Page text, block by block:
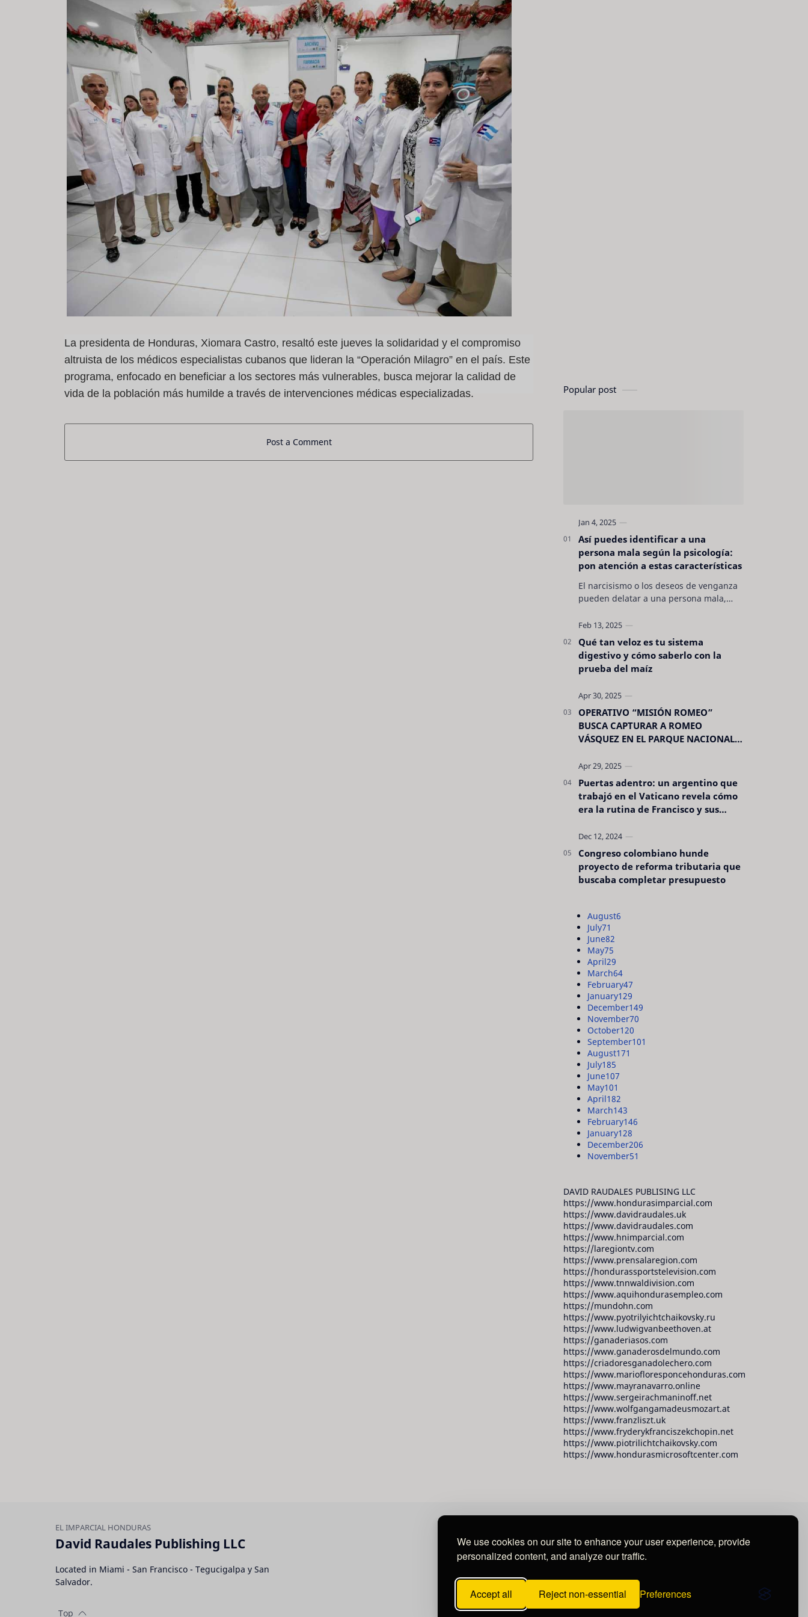
We use cookies on our site to enhance your user experience, provide
personalized content, and analyze our traffic.
Accept all Reject non-essential Preferences
La presidenta de Honduras, Xiomara Castro, resaltó este jueves la solidaridad y el compromiso
altruista de los médicos especialistas cubanos que lideran la “Operación Milagro” en el país. Este
programa, enfocado en beneficiar a los sectores más vulnerables, busca mejorar la calidad de
vida de la población más humilde a través de intervenciones médicas especializadas.
Post a Comment
Popular post
Así puedes identificar a una
persona mala según la psicología:
pon atención a estas características
El narcisismo o los deseos de venganza
pueden delatar a una persona mala,
evidentes. Conocerlas puede pro…
Qué tan veloz es tu sistema
digestivo y cómo saberlo con la
prueba del maíz
OPERATIVO “MISIÓN ROMEO”
BUSCA CAPTURAR A ROMEO
VÁSQUEZ EN EL PARQUE NACIONAL
Puertas adentro: un argentino que
trabajó en el Vaticano revela cómo
era la rutina de Francisco y sus
Congreso colombiano hunde
proyecto de reforma tributaria que
buscaba completar presupuesto
August6
July71
June82
May75
April29
March64
February47
January129
December149
November70
October120
September101
August171
July185
June107
May101
April182
March143
February146
January128
December206
November51
DAVID RAUDALES PUBLISING LLC
https://www.hondurasimparcial.com
https://www.davidraudales.uk
https://www.davidraudales.com
https://www.hnimparcial.com
https://laregiontv.com
https://www.prensalaregion.com
https://hondurassportstelevision.com
https://www.tnnwaldivision.com
https://www.aquihondurasempleo.com
https://mundohn.com
https://www.pyotrilyichtchaikovsky.ru
https://www.ludwigvanbeethoven.at
https://ganaderiasos.com
https://www.ganaderosdelmundo.com
https://criadoresganadolechero.com
https://www.mariofloresponcehonduras.com
https://www.mayranavarro.online
https://www.sergeirachmaninoff.net
https://www.wolfgangamadeusmozart.at
https://www.franzliszt.uk
https://www.fryderykfranciszekchopin.net
https://www.piotrilichtchaikovsky.com
https://www.hondurasmicrosoftcenter.com
David Raudales Publishing LLC
Located in Miami - San Francisco - Tegucigalpa y San
Salvador.